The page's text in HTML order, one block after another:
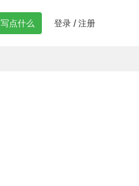
写点什么 登录 / 注册